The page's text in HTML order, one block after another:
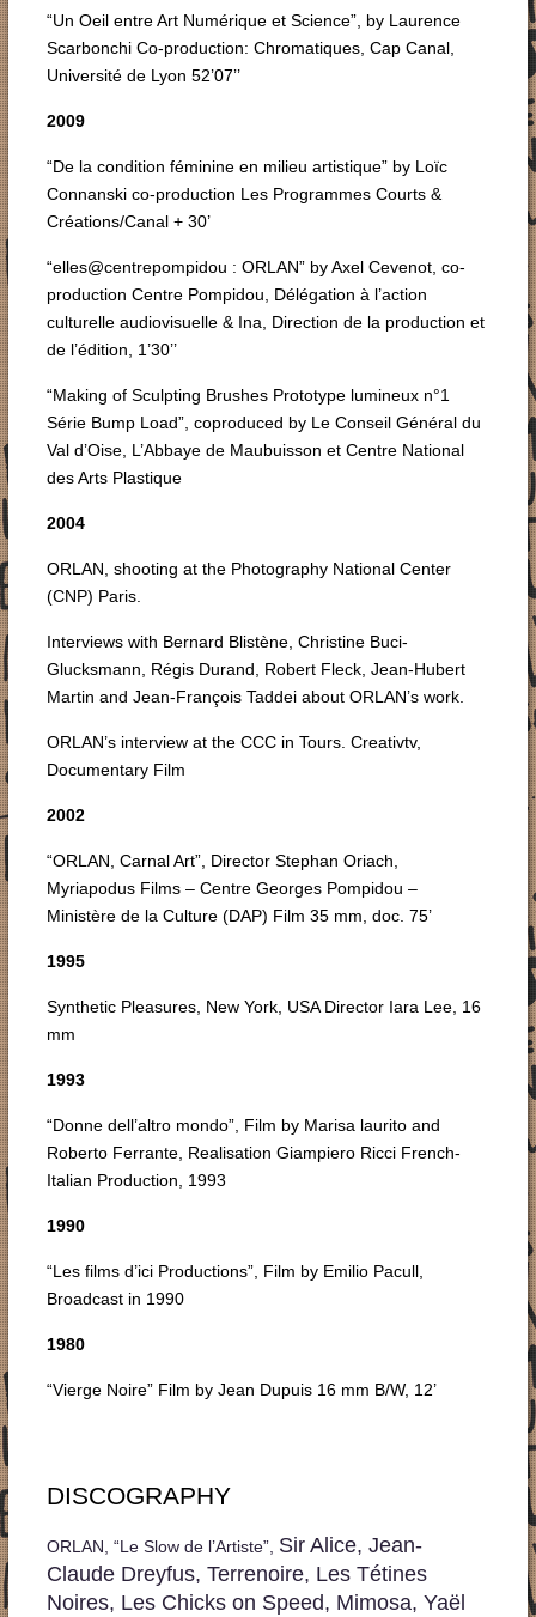
“Un Oeil entre Art Numérique et Science”, by Laurence
Scarbonchi Co-production: Chromatiques, Cap Canal,
Université de Lyon 52’07’’
2009
“De la condition féminine en milieu artistique” by Loïc
Connanski co-production Les Programmes Courts &
Créations/Canal + 30’
“elles@centrepompidou : ORLAN” by Axel Cevenot, co-
production Centre Pompidou, Délégation à l’action
culturelle audiovisuelle & Ina, Direction de la production et
de l’édition, 1’30’’
“Making of Sculpting Brushes Prototype lumineux n°1
Série Bump Load”, coproduced by Le Conseil Général du
Val d’Oise, L’Abbaye de Maubuisson et Centre National
des Arts Plastique
2004
ORLAN, shooting at the Photography National Center
(CNP) Paris.
Interviews with Bernard Blistène, Christine Buci-
Glucksmann, Régis Durand, Robert Fleck, Jean-Hubert
Martin and Jean-François Taddei about ORLAN’s work.
ORLAN’s interview at the CCC in Tours. Creativtv,
Documentary Film
2002
“ORLAN, Carnal Art”, Director Stephan Oriach,
Myriapodus Films – Centre Georges Pompidou –
Ministère de la Culture (DAP) Film 35 mm, doc. 75’
1995
Synthetic Pleasures, New York, USA Director Iara Lee, 16
mm
1993
“Donne dell’altro mondo”, Film by Marisa laurito and
Roberto Ferrante, Realisation Giampiero Ricci French-
Italian Production, 1993
1990
“Les films d’ici Productions”, Film by Emilio Pacull,
Broadcast in 1990
1980
“Vierge Noire” Film by Jean Dupuis 16 mm B/W, 12’
DISCOGRAPHY
ORLAN, “Le Slow de l’Artiste”, Sir Alice, Jean-
Claude Dreyfus, Terrenoire, Les Tétines
Noires, Les Chicks on Speed, Mimosa, Yaël